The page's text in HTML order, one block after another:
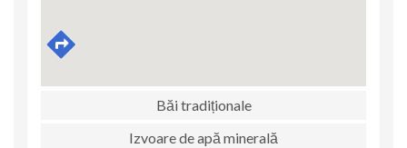
Băi tradiționale
Izvoare de apă minerală